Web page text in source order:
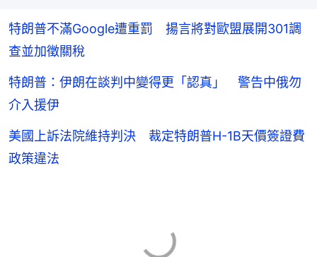
特朗普不滿Google遭重罰 揚言將對歐盟展開301調
查並加徵關稅
特朗普：伊朗在談判中變得更「認真」 警告中俄勿
介入援伊
美國上訴法院維持判決 裁定特朗普H-1B天價簽證費
政策違法